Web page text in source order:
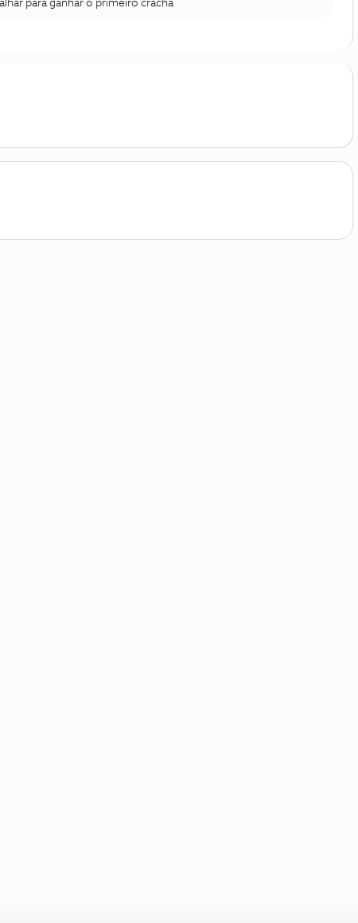
para ganhar o primeiro crachá